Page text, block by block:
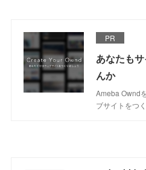
PR
あなたも
んか
Ameba Ownd
ブサイトをつ